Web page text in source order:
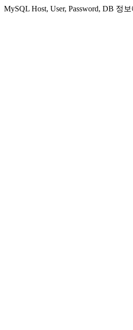
MySQL Host, User, Password, DB 정